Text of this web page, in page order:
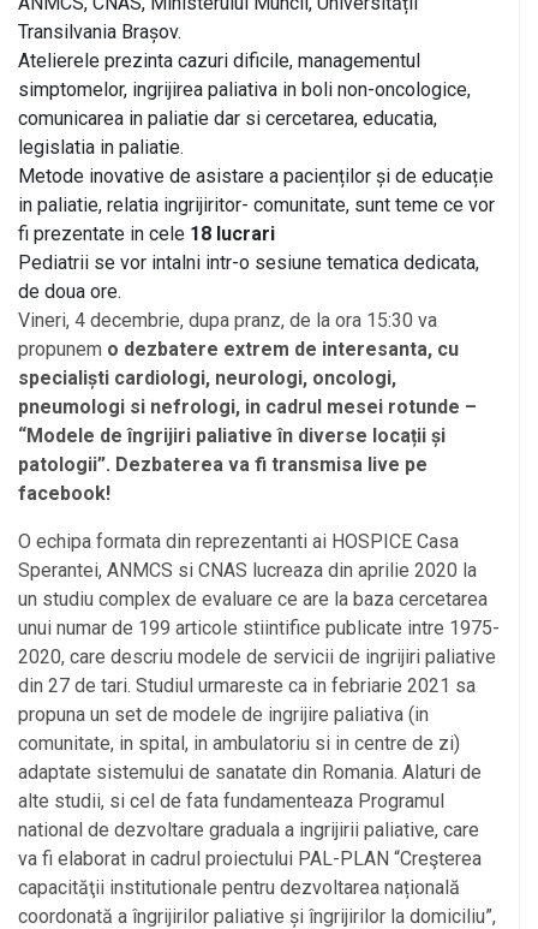
Transilvania Brașov.
Atelierele prezinta cazuri dificile, managementul
simptomelor, ingrijirea paliativa in boli non-oncologice,
comunicarea in paliatie dar si cercetarea, educatia,
legislatia in paliatie.
Metode inovative de asistare a pacienților și de educație
in paliatie, relatia ingrijiritor- comunitate, sunt teme ce vor
fi prezentate in cele 18 lucrari
Pediatrii se vor intalni intr-o sesiune tematica dedicata,
de doua ore.
Vineri, 4 decembrie, dupa pranz, de la ora 15:30 va
propunem o dezbatere extrem de interesanta, cu
specialiști cardiologi, neurologi, oncologi,
pneumologi si nefrologi, in cadrul mesei rotunde –
“Modele de îngrijiri paliative în diverse locații și
patologii”. Dezbaterea va fi transmisa live pe
facebook!
O echipa formata din reprezentanti ai HOSPICE Casa
Sperantei, ANMCS si CNAS lucreaza din aprilie 2020 la
un studiu complex de evaluare ce are la baza cercetarea
unui numar de 199 articole stiintifice publicate intre 1975-
2020, care descriu modele de servicii de ingrijiri paliative
din 27 de tari. Studiul urmareste ca in febriarie 2021 sa
propuna un set de modele de ingrijire paliativa (in
comunitate, in spital, in ambulatoriu si in centre de zi)
adaptate sistemului de sanatate din Romania. Alaturi de
alte studii, si cel de fata fundamenteaza Programul
national de dezvoltare graduala a ingrijirii paliative, care
va fi elaborat in cadrul proiectului PAL-PLAN “Creşterea
capacităţii institutionale pentru dezvoltarea națională
coordonată a îngrijirilor paliative și îngrijirilor la domiciliu”,